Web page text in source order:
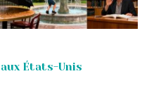
États-Unis